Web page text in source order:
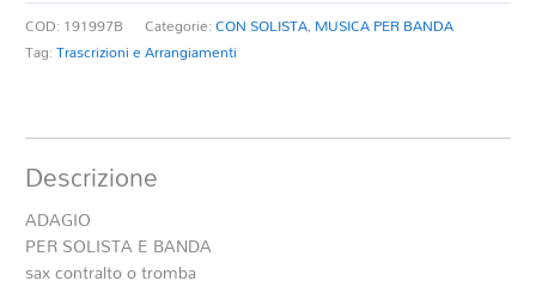
COD: 191997B Categorie:CON SOLISTA, MUSICA PER BANDA
Tag:Trascrizioni e Arrangiamenti
Descrizione
ADAGIO
PER SOLISTA E BANDA
sax contralto o tromba